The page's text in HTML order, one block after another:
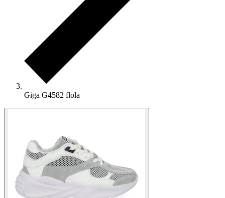
Giga G4582 flola